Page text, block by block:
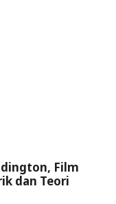
Film
dan Teori